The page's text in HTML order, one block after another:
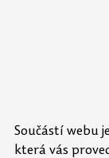
Součástí webu
která vás